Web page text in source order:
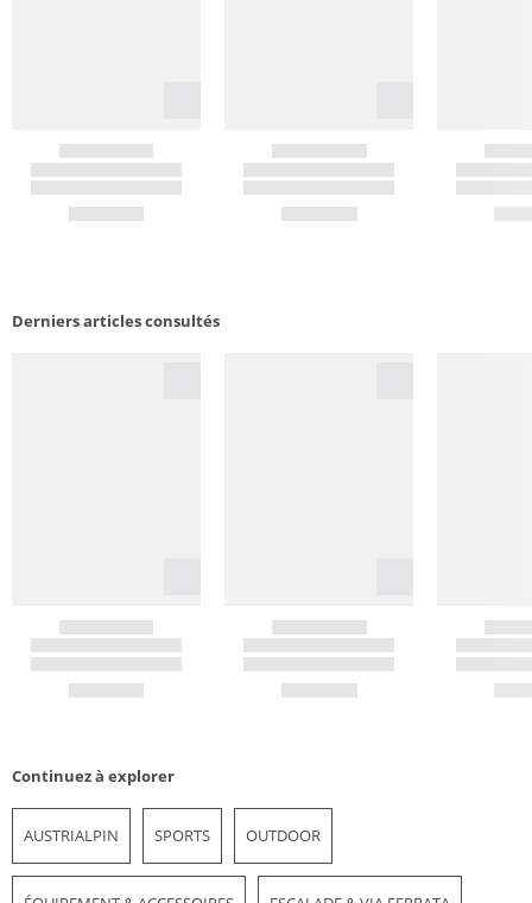
Derniers articles consultés
Continuez à explorer
AUSTRIALPIN SPORTS OUTDOOR